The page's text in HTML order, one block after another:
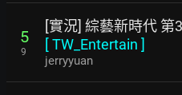
5
9
[實況] 綜藝新時代 第
[TW_Entertain ]
jerryyuan